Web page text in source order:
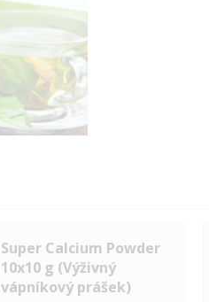
Super Calcium Powder
10x10 g (Výživný
vápníkový prášek)